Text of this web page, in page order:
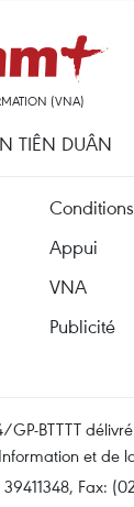
(VNA)
TIÊN DUÂN
Appui
VNA
Publicité
BTTTT
et de
Fax: